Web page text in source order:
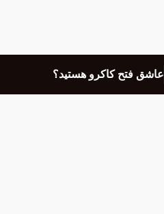
عاشق فتح کاکرو هستید؟